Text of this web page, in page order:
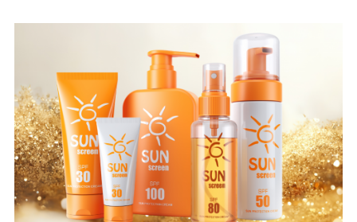
przeprowadzania testów na ludziach.